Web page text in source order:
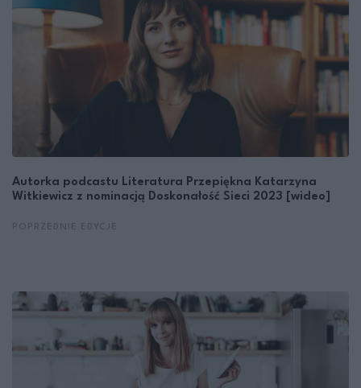
Autorka podcastu Literatura Przepiękna Katarzyna
Witkiewicz z nominacją Doskonałość Sieci 2023 [wideo]